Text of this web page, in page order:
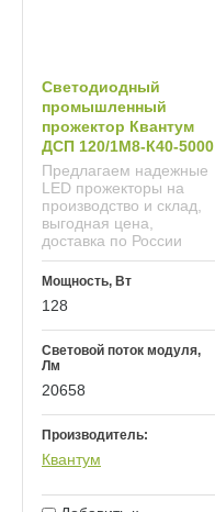
Светодиодный
промышленный
прожектор Квантум
ДСП 120/1М8-К40-5000
Предлагаем надежные
LED прожекторы на
производство и склад,
выгодная цена,
доставка по России
Мощность, Вт
128
Световой поток модуля,
Лм
20658
Производитель:
Квантум